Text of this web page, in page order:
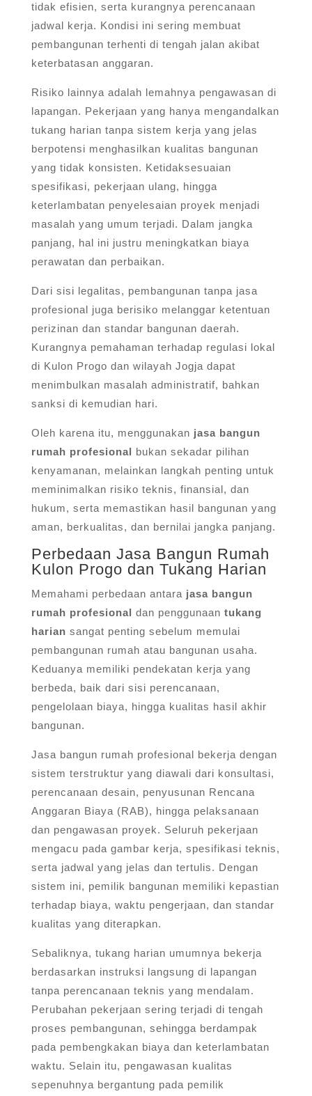
tidak efisien, serta kurangnya perencanaan
jadwal kerja. Kondisi ini sering membuat
pembangunan terhenti di tengah jalan akibat
keterbatasan anggaran.
Risiko lainnya adalah lemahnya pengawasan di
lapangan. Pekerjaan yang hanya mengandalkan
tukang harian tanpa sistem kerja yang jelas
berpotensi menghasilkan kualitas bangunan
yang tidak konsisten. Ketidaksesuaian
spesifikasi, pekerjaan ulang, hingga
keterlambatan penyelesaian proyek menjadi
masalah yang umum terjadi. Dalam jangka
panjang, hal ini justru meningkatkan biaya
perawatan dan perbaikan.
Dari sisi legalitas, pembangunan tanpa jasa
profesional juga berisiko melanggar ketentuan
perizinan dan standar bangunan daerah.
Kurangnya pemahaman terhadap regulasi lokal
di Kulon Progo dan wilayah Jogja dapat
menimbulkan masalah administratif, bahkan
sanksi di kemudian hari.
Oleh karena itu, menggunakan jasa bangun
rumah profesional bukan sekadar pilihan
kenyamanan, melainkan langkah penting untuk
meminimalkan risiko teknis, finansial, dan
hukum, serta memastikan hasil bangunan yang
aman, berkualitas, dan bernilai jangka panjang.
Perbedaan Jasa Bangun Rumah
Kulon Progo dan Tukang Harian
Memahami perbedaan antara jasa bangun
rumah profesional dan penggunaan tukang
harian sangat penting sebelum memulai
pembangunan rumah atau bangunan usaha.
Keduanya memiliki pendekatan kerja yang
berbeda, baik dari sisi perencanaan,
pengelolaan biaya, hingga kualitas hasil akhir
bangunan.
Jasa bangun rumah profesional bekerja dengan
sistem terstruktur yang diawali dari konsultasi,
perencanaan desain, penyusunan Rencana
Anggaran Biaya (RAB), hingga pelaksanaan
dan pengawasan proyek. Seluruh pekerjaan
mengacu pada gambar kerja, spesifikasi teknis,
serta jadwal yang jelas dan tertulis. Dengan
sistem ini, pemilik bangunan memiliki kepastian
terhadap biaya, waktu pengerjaan, dan standar
kualitas yang diterapkan.
Sebaliknya, tukang harian umumnya bekerja
berdasarkan instruksi langsung di lapangan
tanpa perencanaan teknis yang mendalam.
Perubahan pekerjaan sering terjadi di tengah
proses pembangunan, sehingga berdampak
pada pembengkakan biaya dan keterlambatan
waktu. Selain itu, pengawasan kualitas
sepenuhnya bergantung pada pemilik